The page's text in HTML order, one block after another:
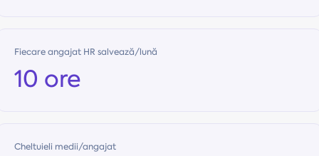
Fiecare angajat HR salvează/lună
10 ore
Cheltuieli medii/angajat